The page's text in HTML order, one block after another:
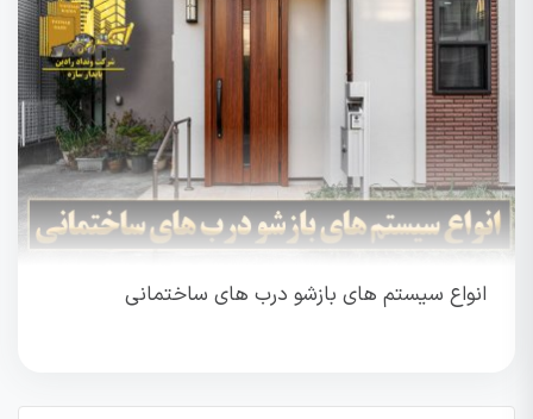
انواع سیستم های بازشو درب های ساختمانی